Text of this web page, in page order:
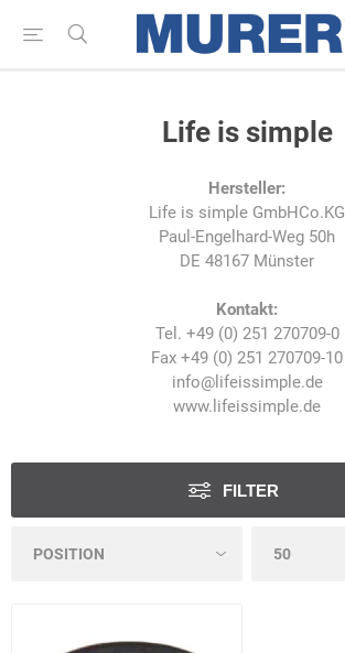
Life is simple
Hersteller:
Life is simple GmbHCo.KG
Paul-Engelhard-Weg 50h
DE 48167 Münster
Kontakt:
Tel. +49 (0) 251 270709-0
Fax +49 (0) 251 270709-10
info@lifeissimple.de
www.lifeissimple.de
FILTER